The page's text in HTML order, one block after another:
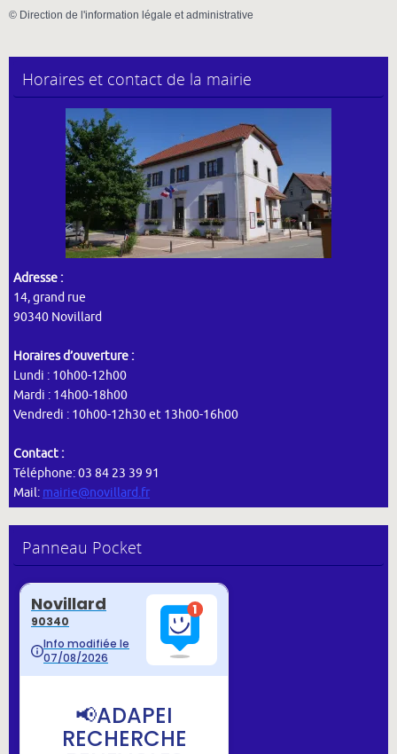
© Direction de l'information légale et administrative
Horaires et contact de la mairie
Adresse :
14, grand rue
90340 Novillard
Horaires d’ouverture :
Lundi : 10h00-12h00
Mardi : 14h00-18h00
Vendredi : 10h00-12h30 et 13h00-16h00
Contact :
Téléphone: 03 84 23 39 91
Mail: mairie@novillard.fr
Panneau Pocket